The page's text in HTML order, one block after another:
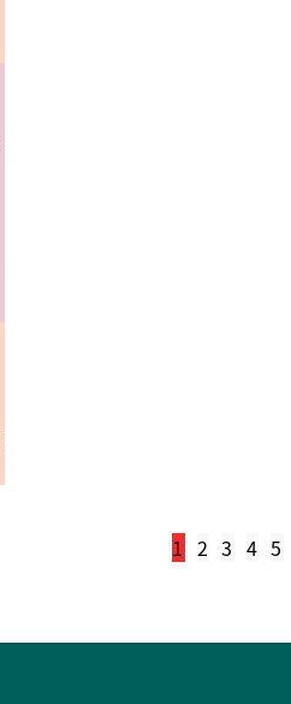
1 2 3 4 5